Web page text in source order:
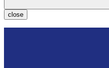
close